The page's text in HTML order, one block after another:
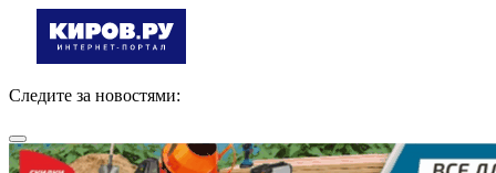
Следите за новостями: